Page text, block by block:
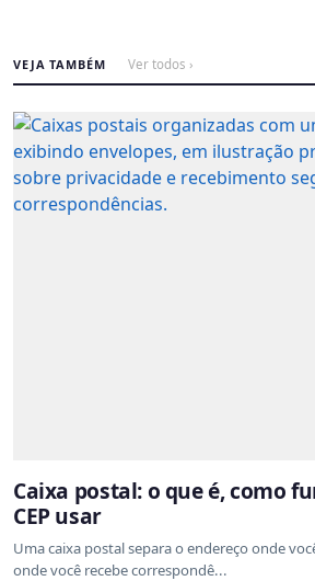
VEJA TAMBÉM Ver todos ›
Caixa postal: o que é, como
CEP usar
Uma caixa postal separa o endereço onde
onde você recebe correspondê...